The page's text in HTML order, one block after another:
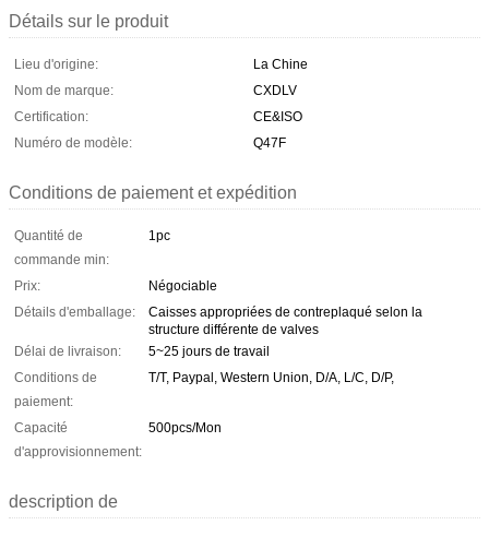
Détails sur le produit
Lieu d'origine:
La Chine
Nom de marque:
CXDLV
Certification:
CE&ISO
Numéro de modèle:
Q47F
Conditions de paiement et expédition
Quantité de
commande min:
1pc
Prix:
Négociable
Détails d'emballage:
Caisses appropriées de contreplaqué selon la
structure différente de valves
Délai de livraison:
5~25 jours de travail
Conditions de
paiement:
T/T, Paypal, Western Union, D/A, L/C, D/P,
Capacité
d'approvisionnement:
500pcs/Mon
description de